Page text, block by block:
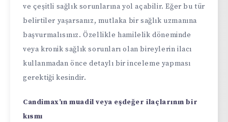
ve çeşitli sağlık sorunlarına yol açabilir. Eğer bu tür
belirtiler yaşarsanız, mutlaka bir sağlık uzmanına
başvurmalısınız. Özellikle hamilelik döneminde
veya kronik sağlık sorunları olan bireylerin ilacı
kullanmadan önce detaylı bir inceleme yapması
gerektiği kesindir.
Candimax’ın muadil veya eşdeğer ilaçlarının bir
kısmı